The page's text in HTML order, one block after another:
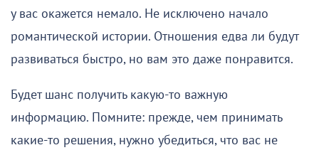
у вас окажется немало. Не исключено начало
романтической истории. Отношения едва ли будут
развиваться быстро, но вам это даже понравится.
Будет шанс получить какую-то важную
информацию. Помните: прежде, чем принимать
какие-то решения, нужно убедиться, что вас не